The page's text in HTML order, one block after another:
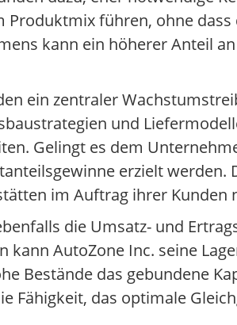
führen, ohne
kann ein höherer Anteil
ein zentraler
und
Gelingt es dem
erzielt werden.
im Auftrag ihrer Kunden
die Umsatz- und
AutoZone Inc. seine
Bestände das gebundene
Fähigkeit, das optimale